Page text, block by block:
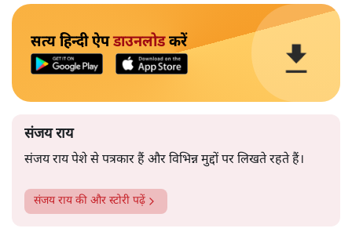
सत्य हिन्दी ऐपडाउनलोडकरें
संजय राय
संजय राय पेशे से पत्रकार हैं और विभिन्न मुद्दों पर लिखते रहते हैं।
संजय रायकी और स्टोरी पढ़ें